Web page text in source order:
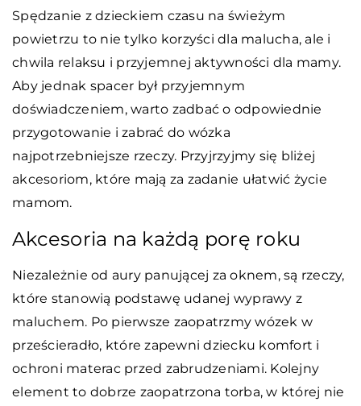
Spędzanie z dzieckiem czasu na świeżym
powietrzu to nie tylko korzyści dla malucha, ale i
chwila relaksu i przyjemnej aktywności dla mamy.
Aby jednak spacer był przyjemnym
doświadczeniem, warto zadbać o odpowiednie
przygotowanie i zabrać do wózka
najpotrzebniejsze rzeczy. Przyjrzyjmy się bliżej
akcesoriom, które mają za zadanie ułatwić życie
mamom.
Akcesoria na każdą porę roku
Niezależnie od aury panującej za oknem, są rzeczy,
które stanowią podstawę udanej wyprawy z
maluchem. Po pierwsze zaopatrzmy wózek w
prześcieradło, które zapewni dziecku komfort i
ochroni materac przed zabrudzeniami. Kolejny
element to dobrze zaopatrzona torba, w której nie